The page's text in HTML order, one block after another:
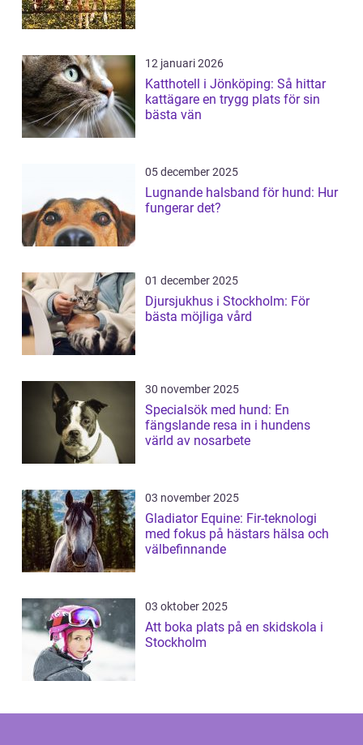
12 januari 2026
Katthotell i Jönköping: Så hittar
kattägare en trygg plats för sin
bästa vän
05 december 2025
Lugnande halsband för hund: Hur
fungerar det?
01 december 2025
Djursjukhus i Stockholm: För
bästa möjliga vård
30 november 2025
Specialsök med hund: En
fängslande resa in i hundens
värld av nosarbete
03 november 2025
Gladiator Equine: Fir-teknologi
med fokus på hästars hälsa och
välbefinnande
03 oktober 2025
Att boka plats på en skidskola i
Stockholm